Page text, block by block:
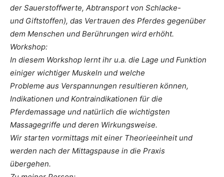
der Sauerstoffwerte, Abtransport von Schlacke-
und Giftstoffen), das Vertrauen des Pferdes gegenüber
dem Menschen und Berührungen wird erhöht.
Workshop:
In diesem Workshop lernt ihr u.a. die Lage und Funktion
einiger wichtiger Muskeln und welche
Probleme aus Verspannungen resultieren können,
Indikationen und Kontraindikationen für die
Pferdemassage und natürlich die wichtigsten
Massagegriffe und deren Wirkungsweise.
Wir starten vormittags mit einer Theorieeinheit und
werden nach der Mittagspause in die Praxis
übergehen.